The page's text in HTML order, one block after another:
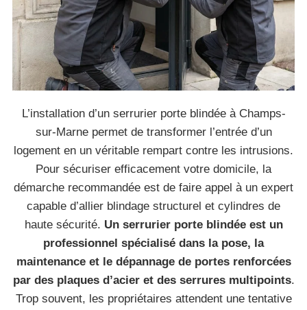
L’installation d’un serrurier porte blindée à Champs-
sur-Marne permet de transformer l’entrée d’un
logement en un véritable rempart contre les intrusions.
Pour sécuriser efficacement votre domicile, la
démarche recommandée est de faire appel à un expert
capable d’allier blindage structurel et cylindres de
haute sécurité. Un serrurier porte blindée est un
professionnel spécialisé dans la pose, la
maintenance et le dépannage de portes renforcées
par des plaques d’acier et des serrures multipoints.
Trop souvent, les propriétaires attendent une tentative